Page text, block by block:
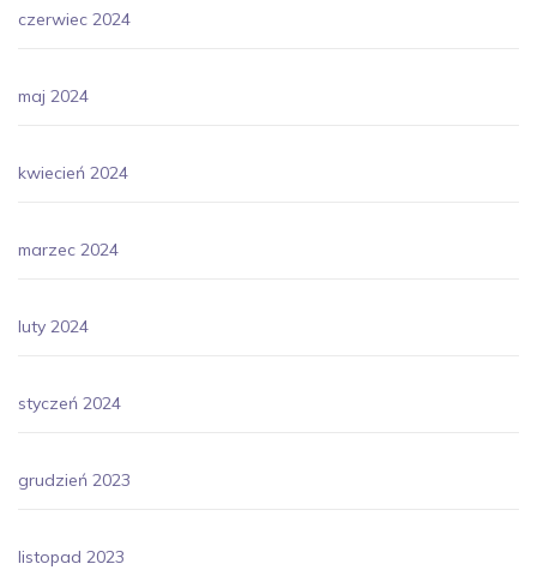
czerwiec 2024
maj 2024
kwiecień 2024
marzec 2024
luty 2024
styczeń 2024
grudzień 2023
listopad 2023